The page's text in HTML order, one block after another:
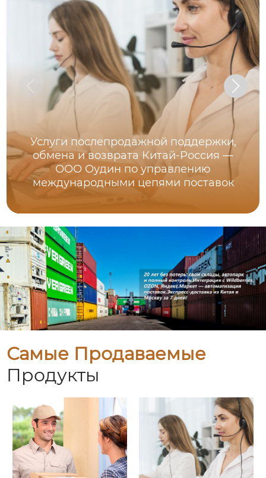
Услуги послепродажной поддержки,
обмена и возврата Китай-Россия —
ООО Оудин по управлению
международными цепями поставок
Самые Продаваемые
Продукты